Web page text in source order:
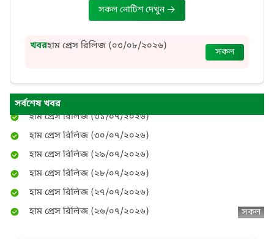
সকল নোটিশ দেখুন
খবর সকল
সর্বশেষ খবর
হাম প্রেস রিলিজ (০৫/০৮/২০২৬)
হাম প্রেস রিলিজ (০৩/০৮/২০২৬)
হাম প্রেস রিলিজ (০১/০৮/২০২৬)
হাম প্রেস রিলিজ (৩১/০৭/২০২৬)
হাম প্রেস রিলিজ (৩০/০৭/২০২৬)
হাম প্রেস রিলিজ (২৯/০৭/২০২৬)
হাম প্রেস রিলিজ (২৮/০৭/২০২৬)
হাম প্রেস রিলিজ (২৭/০৭/২০২৬)
হাম প্রেস রিলিজ (২৬/০৭/২০২৬)
হাম প্রেস রিলিজ (২৫/০৭/২০২৬)
সকল